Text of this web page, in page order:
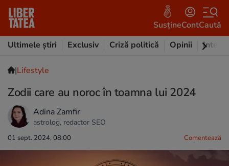
SusțineContCaută
Ultimele știri
Exclusiv Criză politică Opinii
|Lifestyle
Zodii care au noroc în toamna lui 2024
Adina Zamfir
astrolog, redactor SEO
01 sept. 2024, 08:00 Comentează